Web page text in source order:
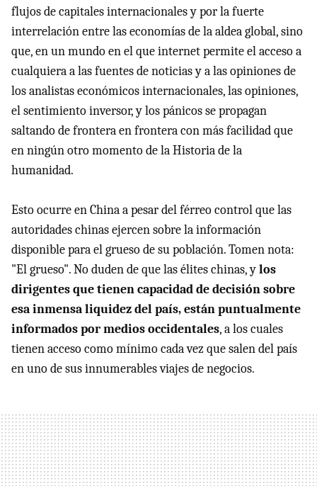
flujos de capitales internacionales y por la fuerte
interrelación entre las economías de la aldea global, sino
que, en un mundo en el que internet permite el acceso a
cualquiera a las fuentes de noticias y a las opiniones de
los analistas económicos internacionales, las opiniones,
el sentimiento inversor, y los pánicos se propagan
saltando de frontera en frontera con más facilidad que
en ningún otro momento de la Historia de la
humanidad.
Esto ocurre en China a pesar del férreo control que las
autoridades chinas ejercen sobre la información
disponible para el grueso de su población. Tomen nota:
"El grueso". No duden de que las élites chinas, ylos
dirigentes que tienen capacidad de decisión sobre
esa inmensa liquidez del país, están puntualmente
informados por medios occidentales, a los cuales
tienen acceso como mínimo cada vez que salen del país
en uno de sus innumerables viajes de negocios.